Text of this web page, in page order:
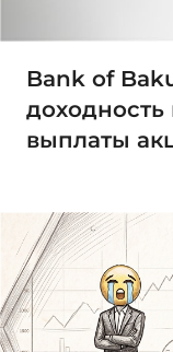
Bank of
выплаты